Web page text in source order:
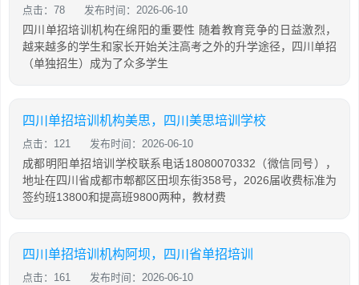
点击：78 发布时间：2026-06-10
四川单招培训机构在绵阳的重要性 随着教育竞争的日益激烈，
越来越多的学生和家长开始关注高考之外的升学途径，四川单招
（单独招生）成为了众多学生
四川单招培训机构美思，四川美思培训学校
点击：121 发布时间：2026-06-10
成都明阳单招培训学校联系电话18080070332（微信同号），
地址在四川省成都市郫都区田坝东街358号，2026届收费标准为
签约班13800和提高班9800两种，教材费
四川单招培训机构阿坝，四川省单招培训
点击：161 发布时间：2026-06-10